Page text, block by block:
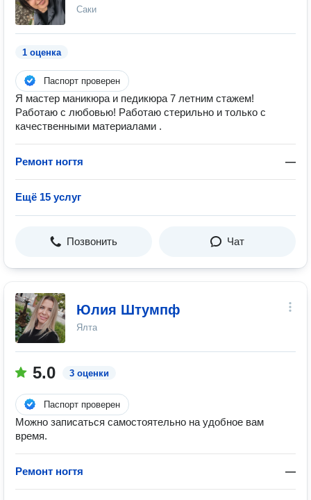
Саки
1 оценка
Паспорт проверен
Я мастер маникюра и педикюра 7 летним стажем!
Работаю с любовью! Работаю стерильно и только с
качественными материалами .
Ремонт ногтя —
Ещё 15 услуг
Позвонить Чат
Юлия Штумпф
Ялта
5.0 3 оценки
Паспорт проверен
Можно записаться самостоятельно на удобное вам
время.
Ремонт ногтя —